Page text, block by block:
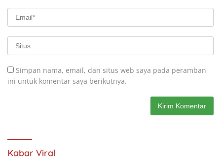
Simpan nama, email, dan situs web saya pada peramban
ini untuk komentar saya berikutnya.
Kabar Viral